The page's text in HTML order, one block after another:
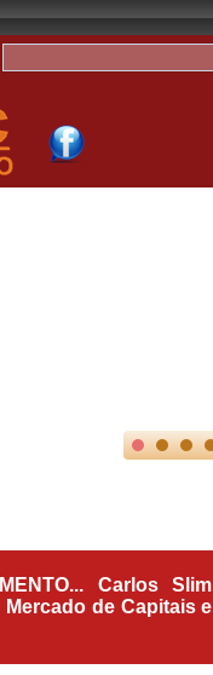
Carlos Slim
de Capitais e